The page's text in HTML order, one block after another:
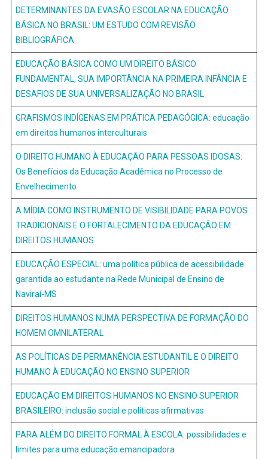
DETERMINANTES DA EVASÃO ESCOLAR NA EDUCAÇÃO
BÁSICA NO BRASIL: UM ESTUDO COM REVISÃO
BIBLIOGRÁFICA
EDUCAÇÃO BÁSICA COMO UM DIREITO BÁSICO
FUNDAMENTAL, SUA IMPORTÂNCIA NA PRIMEIRA INFÂNCIA E
DESAFIOS DE SUA UNIVERSALIZAÇÃO NO BRASIL
GRAFISMOS INDÍGENAS EM PRÁTICA PEDAGÓGICA: educação
em direitos humanos interculturais
O DIREITO HUMANO À EDUCAÇÃO PARA PESSOAS IDOSAS:
Os Benefícios da Educação Acadêmica no Processo de
Envelhecimento
A MÍDIA COMO INSTRUMENTO DE VISIBILIDADE PARA POVOS
TRADICIONAIS E O FORTALECIMENTO DA EDUCAÇÃO EM
DIREITOS HUMANOS
EDUCAÇÃO ESPECIAL: uma política pública de acessibilidade
garantida ao estudante na Rede Municipal de Ensino de
Naviraí-MS
DIREITOS HUMANOS NUMA PERSPECTIVA DE FORMAÇÃO DO
HOMEM OMNILATERAL
AS POLÍTICAS DE PERMANÊNCIA ESTUDANTIL E O DIREITO
HUMANO À EDUCAÇÃO NO ENSINO SUPERIOR
EDUCAÇÃO EM DIREITOS HUMANOS NO ENSINO SUPERIOR
BRASILEIRO: inclusão social e políticas afirmativas
PARA ALÉM DO DIREITO FORMAL À ESCOLA: possibilidades e
limites para uma educação emancipadora